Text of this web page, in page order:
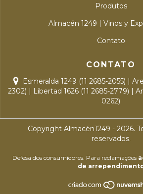
Produtos
Almacén 1249 | Vinos y
Contato
CONTATO
Esmeralda 1249 (11 2685-2055) |
2302) | Libertad 1626 (11 2685-2779) |
0262)
Copyright Almacén1249 - 2026.
reservados.
Defesa dos consumidores. Para reclamações
de